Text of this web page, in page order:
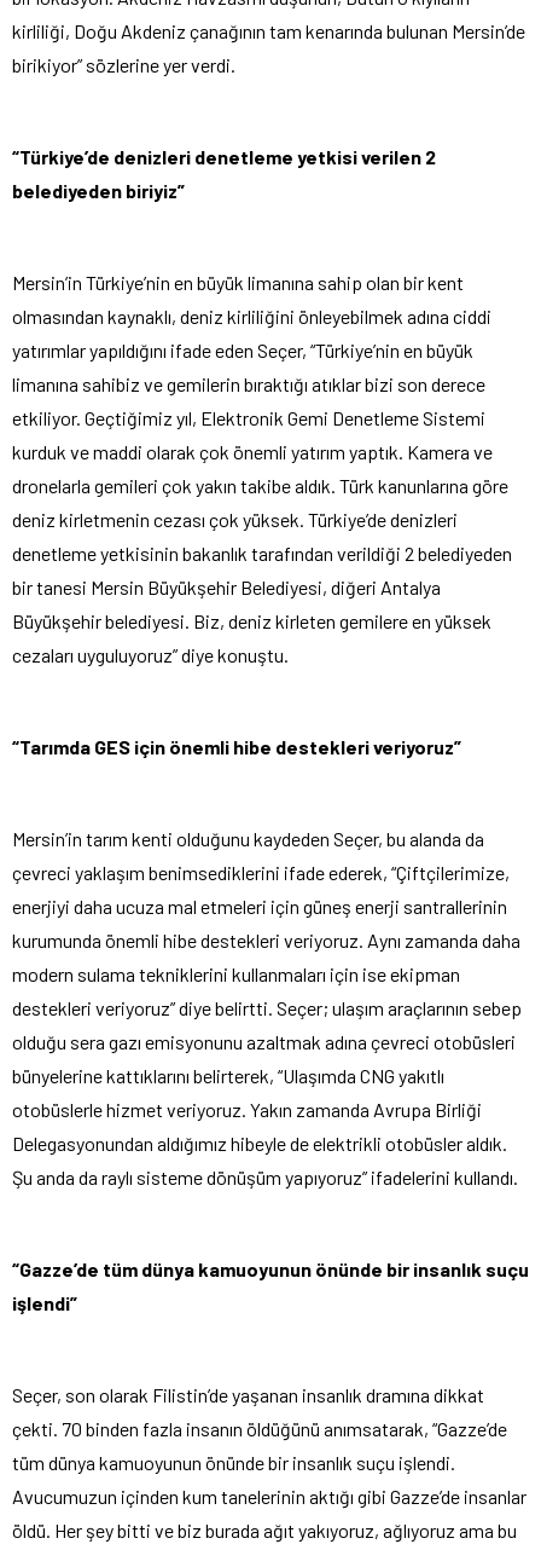
kirliliği, Doğu Akdeniz çanağının tam kenarında bulunan Mersin’de
birikiyor” sözlerine yer verdi.
“Türkiye’de denizleri denetleme yetkisi verilen 2
belediyeden biriyiz”
Mersin’in Türkiye’nin en büyük limanına sahip olan bir kent
olmasından kaynaklı, deniz kirliliğini önleyebilmek adına ciddi
yatırımlar yapıldığını ifade eden Seçer, “Türkiye’nin en büyük
limanına sahibiz ve gemilerin bıraktığı atıklar bizi son derece
etkiliyor. Geçtiğimiz yıl, Elektronik Gemi Denetleme Sistemi
kurduk ve maddi olarak çok önemli yatırım yaptık. Kamera ve
dronelarla gemileri çok yakın takibe aldık. Türk kanunlarına göre
deniz kirletmenin cezası çok yüksek. Türkiye’de denizleri
denetleme yetkisinin bakanlık tarafından verildiği 2 belediyeden
bir tanesi Mersin Büyükşehir Belediyesi, diğeri Antalya
Büyükşehir belediyesi. Biz, deniz kirleten gemilere en yüksek
cezaları uyguluyoruz” diye konuştu.
“Tarımda GES için önemli hibe destekleri veriyoruz”
Mersin’in tarım kenti olduğunu kaydeden Seçer, bu alanda da
çevreci yaklaşım benimsediklerini ifade ederek, “Çiftçilerimize,
enerjiyi daha ucuza mal etmeleri için güneş enerji santrallerinin
kurumunda önemli hibe destekleri veriyoruz. Aynı zamanda daha
modern sulama tekniklerini kullanmaları için ise ekipman
destekleri veriyoruz” diye belirtti. Seçer; ulaşım araçlarının sebep
olduğu sera gazı emisyonunu azaltmak adına çevreci otobüsleri
bünyelerine kattıklarını belirterek, “Ulaşımda CNG yakıtlı
otobüslerle hizmet veriyoruz. Yakın zamanda Avrupa Birliği
Delegasyonundan aldığımız hibeyle de elektrikli otobüsler aldık.
Şu anda da raylı sisteme dönüşüm yapıyoruz” ifadelerini kullandı.
“Gazze’de tüm dünya kamuoyunun önünde bir insanlık suçu
işlendi”
Seçer, son olarak Filistin’de yaşanan insanlık dramına dikkat
çekti. 70 binden fazla insanın öldüğünü anımsatarak, “Gazze’de
tüm dünya kamuoyunun önünde bir insanlık suçu işlendi.
Avucumuzun içinden kum tanelerinin aktığı gibi Gazze’de insanlar
öldü. Her şey bitti ve biz burada ağıt yakıyoruz, ağlıyoruz ama bu